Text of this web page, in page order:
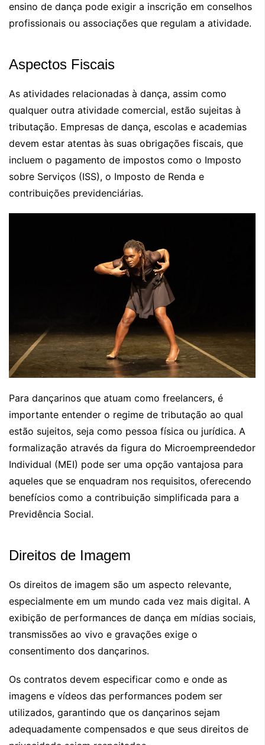
ensino de dança pode exigir a inscrição em conselhos
profissionais ou associações que regulam a atividade.
Aspectos Fiscais
As atividades relacionadas à dança, assim como
qualquer outra atividade comercial, estão sujeitas à
tributação. Empresas de dança, escolas e academias
devem estar atentas às suas obrigações fiscais, que
incluem o pagamento de impostos como o Imposto
sobre Serviços (ISS), o Imposto de Renda e
contribuições previdenciárias.
Para dançarinos que atuam como freelancers, é
importante entender o regime de tributação ao qual
estão sujeitos, seja como pessoa física ou jurídica. A
formalização através da figura do Microempreendedor
Individual (MEI) pode ser uma opção vantajosa para
aqueles que se enquadram nos requisitos, oferecendo
benefícios como a contribuição simplificada para a
Previdência Social.
Direitos de Imagem
Os direitos de imagem são um aspecto relevante,
especialmente em um mundo cada vez mais digital. A
exibição de performances de dança em mídias sociais,
transmissões ao vivo e gravações exige o
consentimento dos dançarinos.
Os contratos devem especificar como e onde as
imagens e vídeos das performances podem ser
utilizados, garantindo que os dançarinos sejam
adequadamente compensados e que seus direitos de